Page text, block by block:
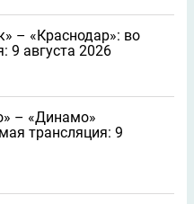
– «Краснодар»: во
9 августа 2026
– «Динамо»
трансляция: 9